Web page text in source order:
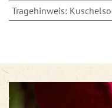
Tragehinweis: